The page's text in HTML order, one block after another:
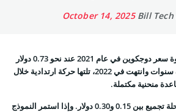
October 14, 2025
امتدت مرحلة الكوب من ذروة سعر دوجكوين في عام 2021 عند نحو 0.73 دولار
مرورًا بقاعدة استمرت لعدة سنوات وانتهت في 2022، تلتها حركة ارتدادية خلال
أما “المقبض” فقد دخل مرحلة تجميع بين 0.15 و0.30 دولار. وإذا استمر النموذج